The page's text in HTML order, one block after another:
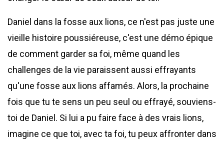
Daniel dans la fosse aux lions, ce n'est pas juste une
vieille histoire poussiéreuse, c'est une démo épique
de comment garder sa foi, même quand les
challenges de la vie paraissent aussi effrayants
qu'une fosse aux lions affamés. Alors, la prochaine
fois que tu te sens un peu seul ou effrayé, souviens-
toi de Daniel. Si lui a pu faire face à des vrais lions,
imagine ce que toi, avec ta foi, tu peux affronter dans